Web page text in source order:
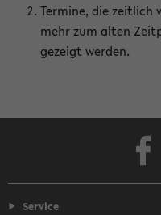
Termine, die zeitlich
mehr zum alten
gezeigt werden.
Service